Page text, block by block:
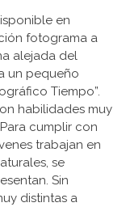
en
fotograma a
alejada del
un pequeño
Tiempo”.
habilidades muy
cumplir con
trabajan en
se
Sin
distintas a